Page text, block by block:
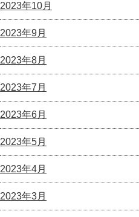
2023年10月
2023年9月
2023年8月
2023年7月
2023年6月
2023年5月
2023年4月
2023年3月